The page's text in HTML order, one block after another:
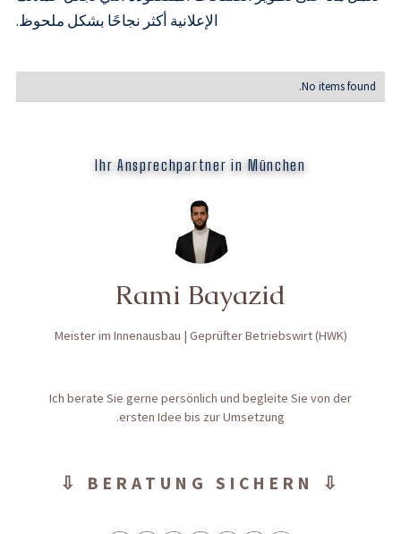
الإعلانية أكثر نجاحًا بشكل ملحوظ.
No items found.
Ihr Ansprechpartner in München
Rami Bayazid
Meister im Innenausbau | Geprüfter Betriebswirt (HWK)
Ich berate Sie gerne persönlich und begleite Sie von der
ersten Idee bis zur Umsetzung.
⇩ BERATUNG SICHERN ⇩